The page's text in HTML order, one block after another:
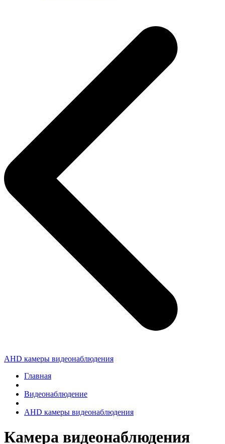
AHD камеры видеонаблюдения
Главная
Видеонаблюдение
AHD камеры видеонаблюдения
Камера видеонаблюдения